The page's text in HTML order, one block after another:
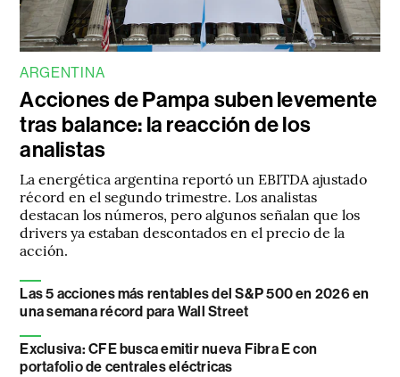
ARGENTINA
Acciones de Pampa suben levemente
tras balance: la reacción de los
analistas
La energética argentina reportó un EBITDA ajustado
récord en el segundo trimestre. Los analistas
destacan los números, pero algunos señalan que los
drivers ya estaban descontados en el precio de la
acción.
Las 5 acciones más rentables del S&P 500 en 2026 en
una semana récord para Wall Street
Exclusiva: CFE busca emitir nueva Fibra E con
portafolio de centrales eléctricas